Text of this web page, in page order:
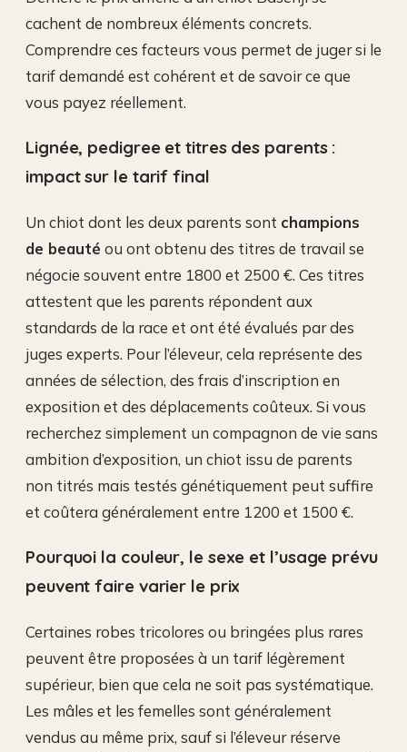
cachent de nombreux éléments concrets.
Comprendre ces facteurs vous permet de juger si le
tarif demandé est cohérent et de savoir ce que
vous payez réellement.
Lignée, pedigree et titres des parents :
impact sur le tarif final
Un chiot dont les deux parents sont champions
de beauté ou ont obtenu des titres de travail se
négocie souvent entre 1800 et 2500 €. Ces titres
attestent que les parents répondent aux
standards de la race et ont été évalués par des
juges experts. Pour l’éleveur, cela représente des
années de sélection, des frais d’inscription en
exposition et des déplacements coûteux. Si vous
recherchez simplement un compagnon de vie sans
ambition d’exposition, un chiot issu de parents
non titrés mais testés génétiquement peut suffire
et coûtera généralement entre 1200 et 1500 €.
Pourquoi la couleur, le sexe et l’usage prévu
peuvent faire varier le prix
Certaines robes tricolores ou bringées plus rares
peuvent être proposées à un tarif légèrement
supérieur, bien que cela ne soit pas systématique.
Les mâles et les femelles sont généralement
vendus au même prix, sauf si l’éleveur réserve